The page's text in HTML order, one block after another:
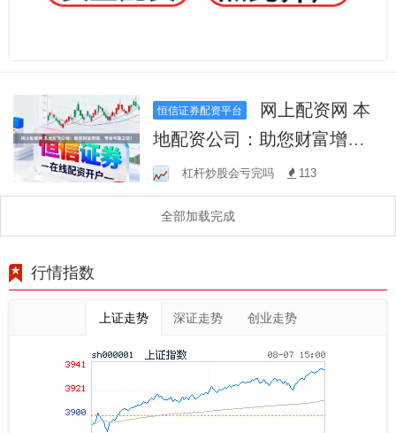
恒信证券配资平台
地配资公司：助您财富增
值，专业可靠之选！
杠杆炒股会亏完吗 113
全部加载完成
行情指数
上证走势 深证走势 创业走势